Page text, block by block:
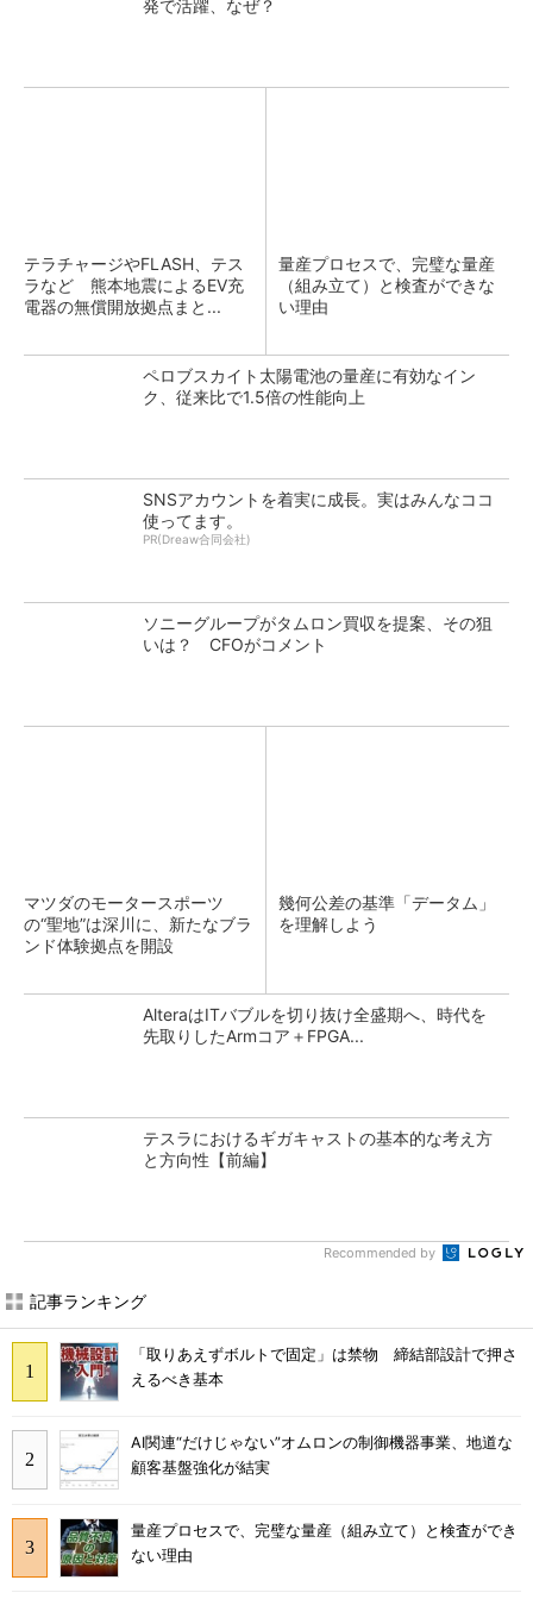
発で活躍、なぜ？
テラチャージやFLASH、テス
ラなど 熊本地震によるEV充
電器の無償開放拠点まと...
量産プロセスで、完璧な量産
（組み立て）と検査ができな
い理由
ペロブスカイト太陽電池の量産に有効なイン
ク、従来比で1.5倍の性能向上
SNSアカウントを着実に成長。実はみんなココ
使ってます。
PR(Dreaw合同会社)
ソニーグループがタムロン買収を提案、その狙
いは？ CFOがコメント
マツダのモータースポーツ
の“聖地”は深川に、新たなブラ
ンド体験拠点を開設
幾何公差の基準「データム」
を理解しよう
AlteraはITバブルを切り抜け全盛期へ、時代を
先取りしたArmコア＋FPGA...
テスラにおけるギガキャストの基本的な考え方
と方向性【前編】
Recommended by
記事ランキング
「取りあえずボルトで固定」は禁物 締結部設計で押さ
えるべき基本
AI関連“だけじゃない”オムロンの制御機器事業、地道な
顧客基盤強化が結実
量産プロセスで、完璧な量産（組み立て）と検査ができ
ない理由